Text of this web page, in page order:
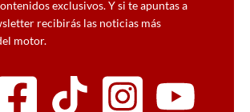
exclusivos. Y si te apuntas a
recibirás las noticias más
motor.